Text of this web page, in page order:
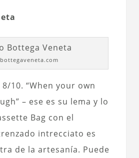
10. “When your own
– ese es su lema y lo
Bag con el
intrecciato es
de la artesanía. Puede